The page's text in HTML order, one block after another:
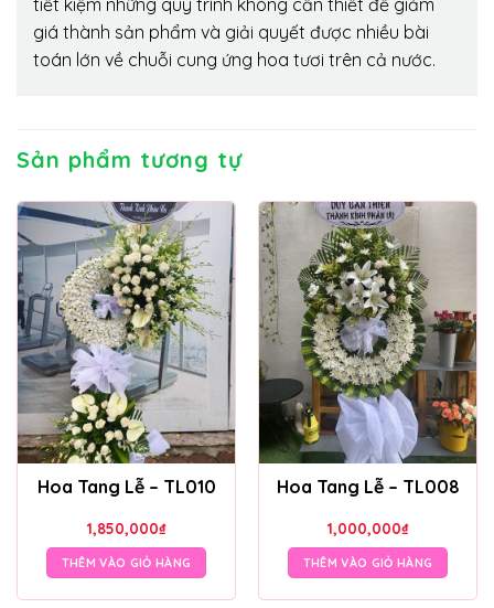
giá thành sản phẩm và giải quyết được nhiều bài
toán lớn về chuỗi cung ứng hoa tươi trên cả nước.
Sản phẩm tương tự
Hoa Tang Lễ – TL010
1,850,000₫
THÊM VÀO GIỎ HÀNG
Hoa Tang Lễ – TL008
1,000,000₫
THÊM VÀO GIỎ HÀNG